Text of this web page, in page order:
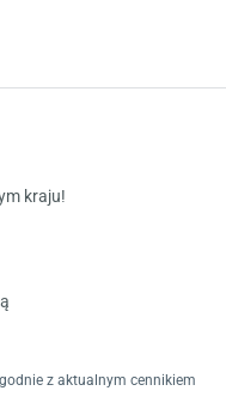
kraju!
z aktualnym cennikiem